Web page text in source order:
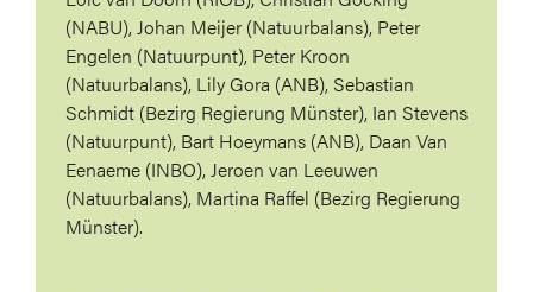
(NABU), Johan Meijer (Natuurbalans), Peter
Engelen (Natuurpunt), Peter Kroon
(Natuurbalans), Lily Gora (ANB), Sebastian
Schmidt (Bezirg Regierung Münster), Ian Stevens
(Natuurpunt), Bart Hoeymans (ANB), Daan Van
Eenaeme (INBO), Jeroen van Leeuwen
(Natuurbalans), Martina Raffel (Bezirg Regierung
Münster).